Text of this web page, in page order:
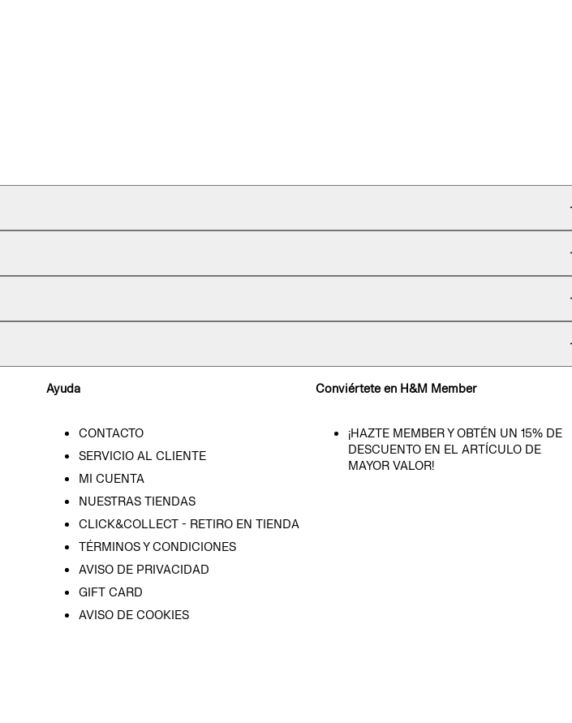
Ayuda
CONTACTO
SERVICIO AL CLIENTE
MI CUENTA
NUESTRAS TIENDAS
CLICK&COLLECT - RETIRO EN TIENDA
TÉRMINOS Y CONDICIONES
AVISO DE PRIVACIDAD
GIFT CARD
AVISO DE COOKIES
Conviértete en H&M Member
¡HAZTE MEMBER Y OBTÉN UN 15% DE
DESCUENTO EN EL ARTÍCULO DE
MAYOR VALOR!